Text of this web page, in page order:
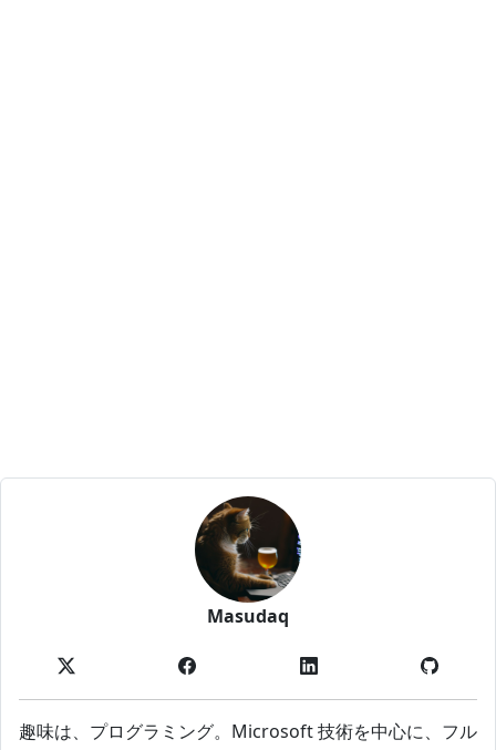
Masudaq
趣味は、プログラミング。Microsoft 技術を中心に、フル